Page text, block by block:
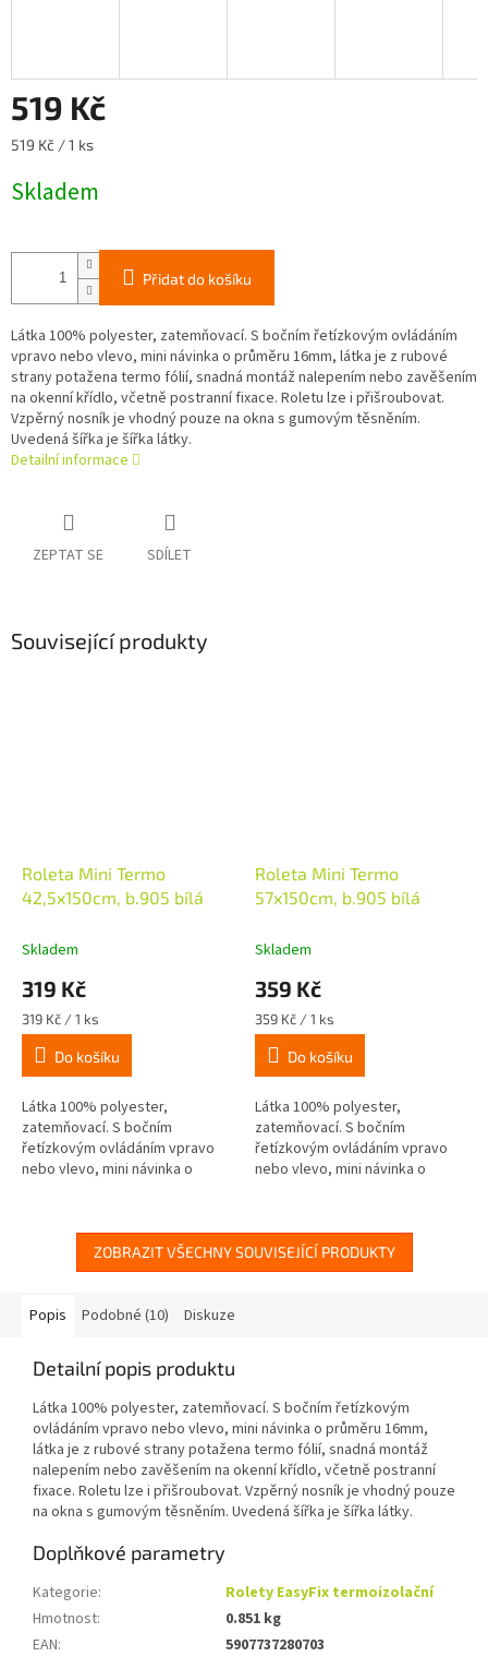
519 Kč
Měrná
519 Kč / 1 ks
Skladem
Přidat do košíku
Látka 100% polyester, zatemňovací. S bočním řetízkovým ovládáním
vpravo nebo vlevo, mini návinka o průměru 16mm, látka je z rubové
strany potažena termo fólií, snadná montáž nalepením nebo zavěšením
na okenní křídlo, včetně postranní fixace. Roletu lze i přišroubovat.
Vzpěrný nosník je vhodný pouze na okna s gumovým těsněním.
Uvedená šířka je šířka látky.
Detailní informace
ZEPTAT SE SDÍLET
Související produkty
Roleta Mini Termo
42,5x150cm, b.905 bílá
Skladem
319 Kč
Měrná
cena:
319 Kč / 1 ks
Do košíku
Látka 100% polyester,
zatemňovací. S bočním
řetízkovým ovládáním vpravo
nebo vlevo, mini návinka o
fólií, snadná montáž...
Roleta Mini Termo
57x150cm, b.905 bílá
Skladem
359 Kč
Měrná
cena:
359 Kč / 1 ks
Do košíku
Látka 100% polyester,
zatemňovací. S bočním
řetízkovým ovládáním vpravo
nebo vlevo, mini návinka o
fólií, snadná montáž...
ZOBRAZIT VŠECHNY SOUVISEJÍCÍ PRODUKTY
Popis Podobné (10) Diskuze
Detailní popis produktu
Látka 100% polyester, zatemňovací. S bočním řetízkovým
ovládáním vpravo nebo vlevo, mini návinka o průměru 16mm,
látka je z rubové strany potažena termo fólií, snadná montáž
nalepením nebo zavěšením na okenní křídlo, včetně postranní
fixace. Roletu lze i přišroubovat. Vzpěrný nosník je vhodný pouze
na okna s gumovým těsněním. Uvedená šířka je šířka látky.
Doplňkové parametry
Kategorie:
Rolety EasyFix termoizolační
Hmotnost:
0.851 kg
EAN:
5907737280703